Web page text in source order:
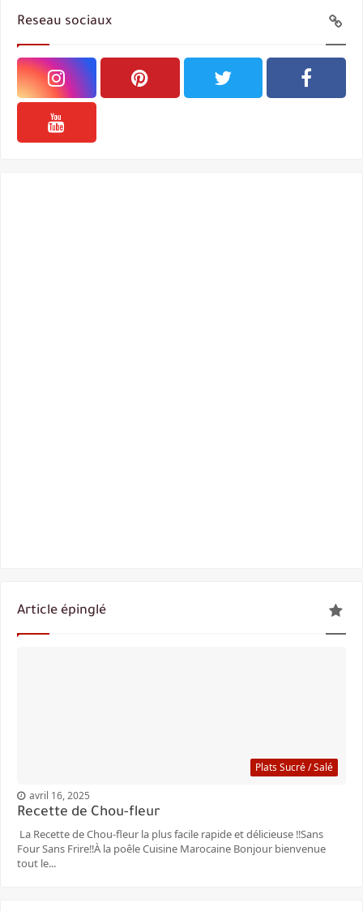
Reseau sociaux
Article épinglé
Plats Sucré / Salé
avril 16, 2025
Recette de Chou-fleur
La Recette de Chou-fleur la plus facile rapide et délicieuse ‼️Sans
Four Sans Frire‼️À la poêle Cuisine Marocaine Bonjour bienvenue
tout le...